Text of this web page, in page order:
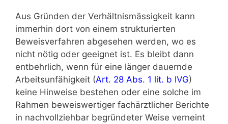
Aus Gründen der Verhältnismässigkeit kann
immerhin dort von einem strukturierten
Beweisverfahren abgesehen werden, wo es
nicht nötig oder geeignet ist. Es bleibt dann
entbehrlich, wenn für eine länger dauernde
Arbeitsunfähigkeit (Art. 28 Abs. 1 lit. b IVG)
keine Hinweise bestehen oder eine solche im
Rahmen beweiswertiger fachärztlicher Berichte
in nachvollziehbar begründeter Weise verneint